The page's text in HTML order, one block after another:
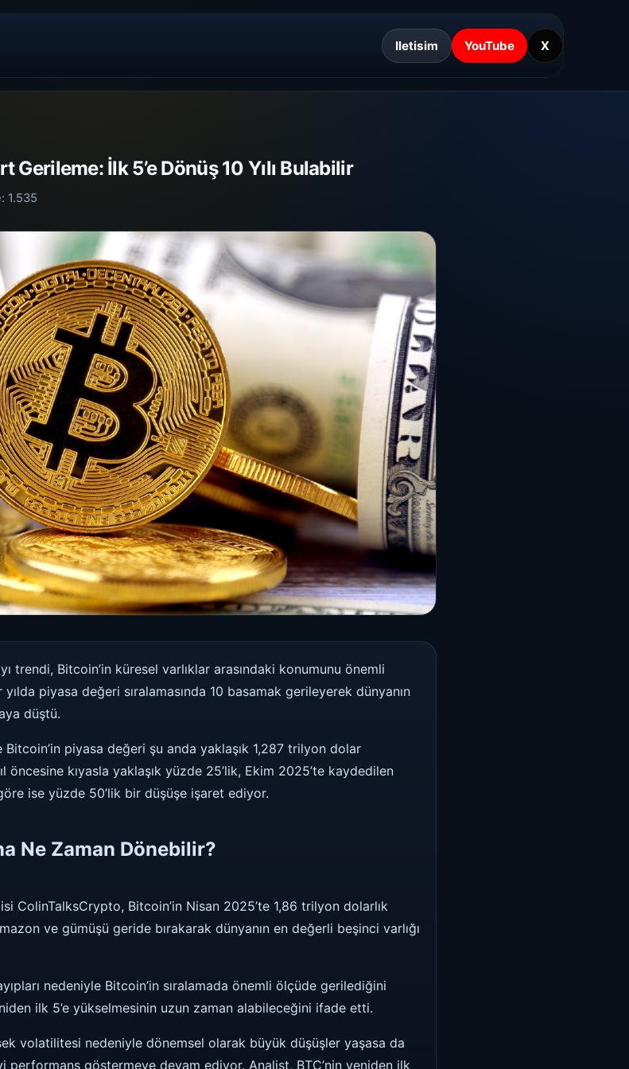
Iletisim YouTube X
İlk 5’e Dönüş 10 Yılı Bulabilir
1.535
trendi, Bitcoin’in küresel varlıklar arasındaki konumunu önemli
piyasa değeri sıralamasında 10 basamak gerileyerek dünyanın
düştü.
piyasa değeri şu anda yaklaşık 1,287 trilyon dolar
öncesine kıyasla yaklaşık yüzde 25’lik, Ekim 2025’te kaydedilen
ise yüzde 50’lik bir düşüşe işaret ediyor.
Ne Zaman Dönebilir?
ColinTalksCrypto, Bitcoin’in Nisan 2025’te 1,86 trilyon dolarlık
ve gümüşü geride bırakarak dünyanın en değerli beşinci varlığı
nedeniyle Bitcoin’in sıralamada önemli ölçüde gerilediğini
ilk 5’e yükselmesinin uzun zaman alabileceğini ifade etti.
volatilitesi nedeniyle dönemsel olarak büyük düşüşler yaşasa da
performans göstermeye devam ediyor. Analist, BTC’nin yeniden ilk